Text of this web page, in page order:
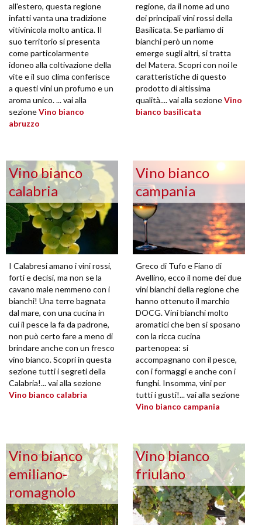
all'estero, questa regione
infatti vanta una tradizione
vitivinicola molto antica. Il
suo territorio si presenta
come particolarmente
idoneo alla coltivazione della
vite e il suo clima conferisce
a questi vini un profumo e un
aroma unico. ... vai alla
sezioneVino bianco
abruzzo
regione, da il nome ad uno
dei principali vini rossi della
Basilicata. Se parliamo di
bianchi però un nome
emerge sugli altri, si tratta
del Matera. Scopri con noi le
caratteristiche di questo
prodotto di altissima
qualità.... vai alla sezioneVino
bianco basilicata
Vino bianco
calabria
I Calabresi amano i vini rossi,
forti e decisi, ma non se la
cavano male nemmeno con i
bianchi! Una terre bagnata
dal mare, con una cucina in
cui il pesce la fa da padrone,
non può certo fare a meno di
brindare anche con un fresco
vino bianco. Scopri in questa
sezione tutti i segreti della
Calabria!... vai alla sezione
Vino bianco calabria
Vino bianco
campania
Greco di Tufo e Fiano di
Avellino, ecco il nome dei due
vini bianchi della regione che
hanno ottenuto il marchio
DOCG. Vini bianchi molto
aromatici che ben si sposano
con la ricca cucina
partenopea: si
accompagnano con il pesce,
con i formaggi e anche con i
funghi. Insomma, vini per
tutti i gusti!... vai alla sezione
Vino bianco campania
Vino bianco
emiliano-
romagnolo
Vino bianco
friulano